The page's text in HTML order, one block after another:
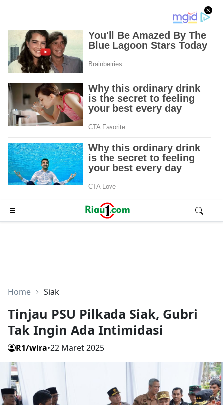
Advertisement
Home Siak
Tinjau PSU Pilkada Siak, Gubri
Tak Ingin Ada Intimidasi
R1/wira•22 Maret 2025